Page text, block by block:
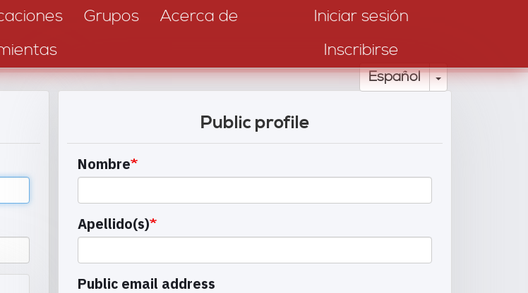
Grupos
Acerca de
Iniciar sesión
Inscribirse
Español Toggle
Public profile
Nombre
Apellido(s)
Public email address